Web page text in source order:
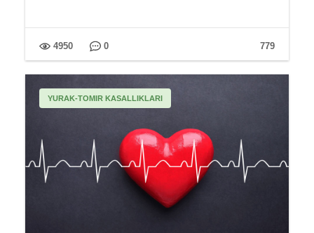
779
4950 0
YURAK-TOMIR KASALLIKLARI